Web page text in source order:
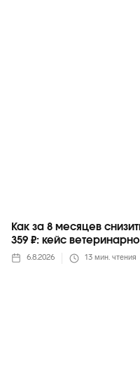
Как за 8 месяцев
359 ₽: кейс
6.8.2026 13 мин. чтения